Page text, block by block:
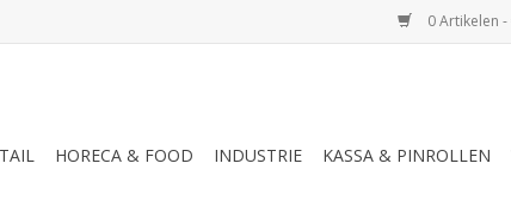
0 Artikelen -
HORECA & FOOD INDUSTRIE KASSA & PINROLLEN